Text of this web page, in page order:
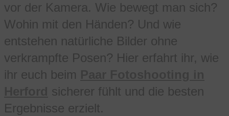
vor der Kamera. Wie bewegt man sich?
Wohin mit den Händen? Und wie
entstehen natürliche Bilder ohne
verkrampfte Posen? Hier erfahrt ihr, wie
ihr euch beim
sicherer fühlt und die besten
Ergebnisse erzielt.